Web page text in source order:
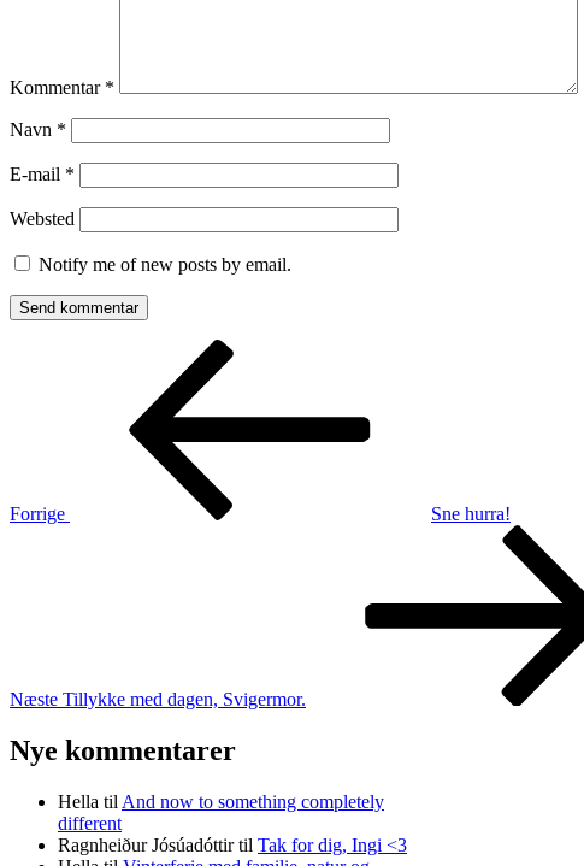
Kommentar *
Navn *
E-mail *
Websted
Notify me of new posts by email.
Indlægsnavigation
Forrige
Sne hurra!
Næste Tillykke med dagen, Svigermor.
Nye kommentarer
Hella til And now to something completely
different
Ragnheiður Jósúadóttirtil Tak for dig, Ingi <3